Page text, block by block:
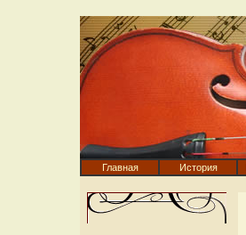
Главная История